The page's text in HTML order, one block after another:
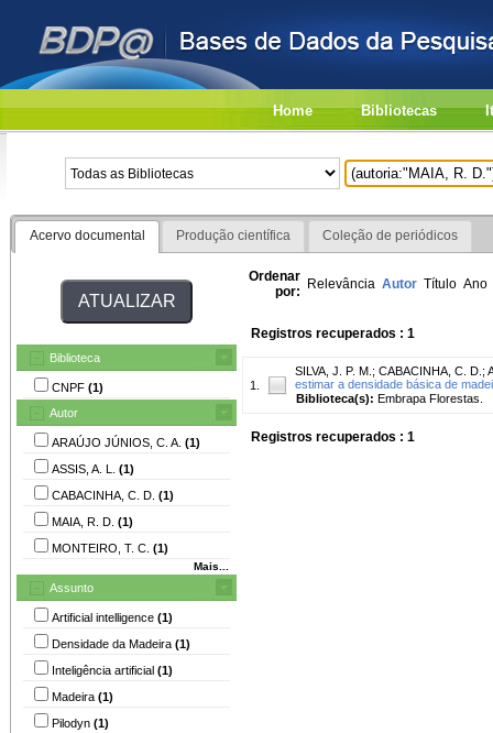
Home Bibliotecas
Acervo documental Produção científica Coleção de periódicos
Biblioteca
CNPF (1)
Autor
ARAÚJO JÚNIOS, C. A. (1)
ASSIS, A. L. (1)
CABACINHA, C. D. (1)
MAIA, R. D. (1)
MONTEIRO, T. C. (1)
Mais...
Assunto
Artificial intelligence (1)
Densidade da Madeira (1)
Inteligência artificial (1)
Madeira (1)
Pilodyn (1)
Ordenar
por: Relevância Autor Título Ano
Registros recuperados : 1
1.
SILVA, J. P. M. ; CABACINHA, C. D. ;
estimar a densidade básica de
Biblioteca(s): Embrapa Florestas.
Registros recuperados : 1